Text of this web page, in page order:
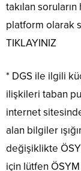
takılan
platform olarak
TIKLAYINIZ
* DGS ile ilgili
ilişkileri taban
internet
alan bilgiler
değişiklikte
için lütfen